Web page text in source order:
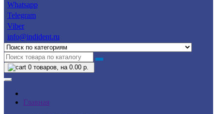
Whatsapp
Telegram
Viber
info@indident.ru
0 товаров, на 0.00 р.
Главная